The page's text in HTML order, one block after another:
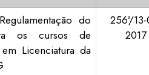
do
os cursos de
Licenciatura da
256ª/
2017